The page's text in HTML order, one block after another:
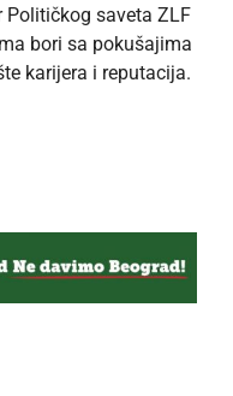
saveta ZLF
bori sa pokušajima
karijera i reputacija.